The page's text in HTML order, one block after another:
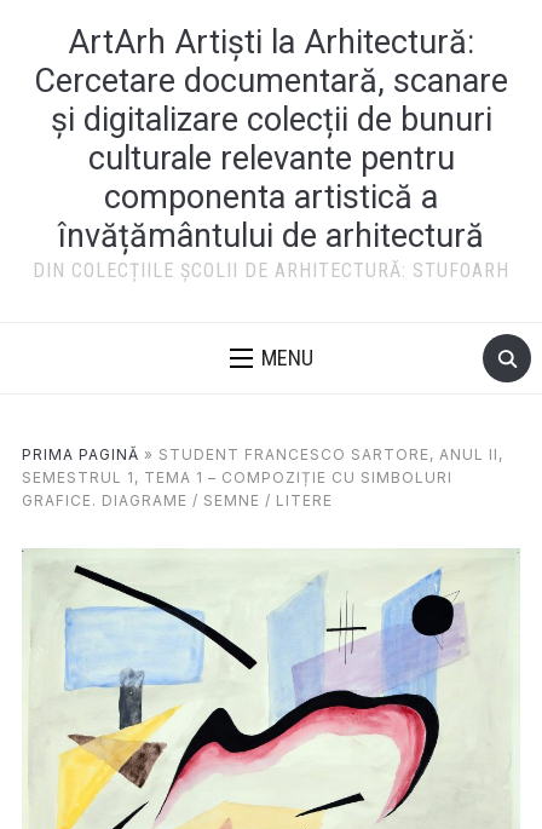
ArtArh Artiști la Arhitectură:
Cercetare documentară, scanare
și digitalizare colecții de bunuri
culturale relevante pentru
componenta artistică a
învățământului de arhitectură
DIN COLECȚIILE ȘCOLII DE ARHITECTURĂ: STUFOARH
MENU
PRIMA PAGINĂ » STUDENT FRANCESCO SARTORE, ANUL II,
SEMESTRUL 1, TEMA 1 – COMPOZIȚIE CU SIMBOLURI
GRAFICE. DIAGRAME / SEMNE / LITERE